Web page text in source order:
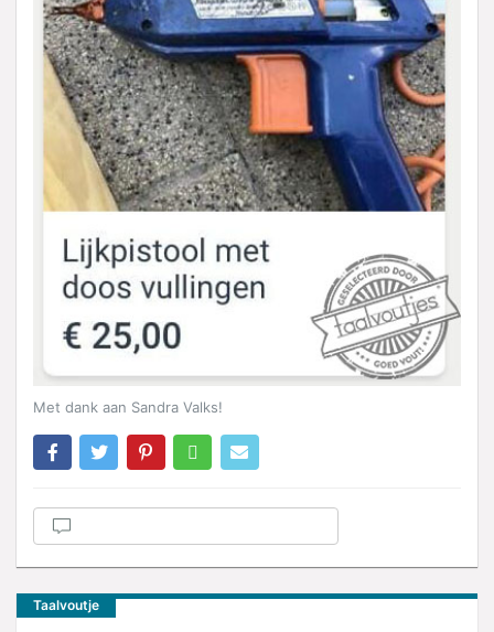
Met dank aan Sandra Valks!
Taalvoutje